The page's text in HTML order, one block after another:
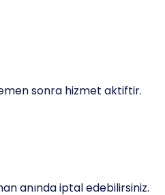
sonra hizmet aktiftir.
anında iptal edebilirsiniz.